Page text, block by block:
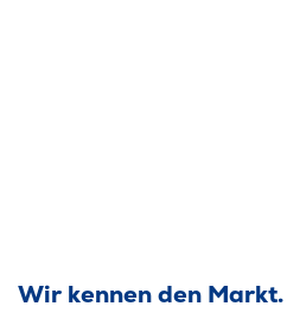
Wir kennen den Markt.